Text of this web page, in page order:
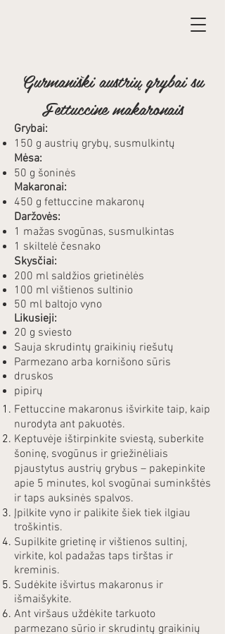
Gurmaniški austrių grybai su
Fettuccine makaronais
Grybai:
150 g austrių grybų, susmulkintų
Mėsa:
50 g šoninės
Makaronai:
450 g fettuccine makaronų
Daržovės:
1 mažas svogūnas, susmulkintas
1 skiltelė česnako
Skysčiai:
200 ml saldžios grietinėlės
100 ml vištienos sultinio
50 ml baltojo vyno
Likusieji:
20 g sviesto
Sauja skrudintų graikinių riešutų
Parmezano arba kornišono sūris
druskos
pipirų
Fettuccine makaronus išvirkite taip, kaip
nurodyta ant pakuotės.
Keptuvėje ištirpinkite sviestą, suberkite
šoninę, svogūnus ir griežinėliais
pjaustytus austrių grybus – pakepinkite
apie 5 minutes, kol svogūnai suminkštės
ir taps auksinės spalvos.
Įpilkite vyno ir palikite šiek tiek ilgiau
troškintis.
Supilkite grietinę ir vištienos sultinį,
virkite, kol padažas taps tirštas ir
kreminis.
Sudėkite išvirtus makaronus ir
išmaišykite.
Ant viršaus uždėkite tarkuoto
parmezano sūrio ir skrudintų graikinių